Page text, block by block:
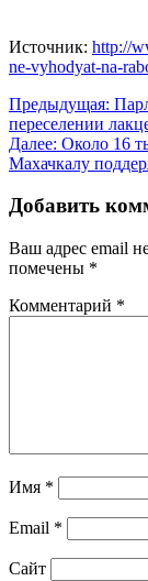
Источник: http://
ne-vyhodyat-na-
Навигация
по
записям
Предыдущая:
переселении
Далее: Около 16
Махачкалу
Добавить
Ваш адрес email
помечены *
Комментарий *
Имя *
Email *
Сайт